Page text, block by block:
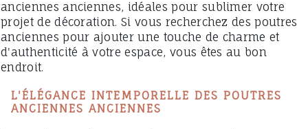
anciennes anciennes, idéales pour sublimer votre
projet de décoration. Si vous recherchez des poutres
anciennes pour ajouter une touche de charme et
d'authenticité à votre espace, vous êtes au bon
endroit.
L'ÉLÉGANCE INTEMPORELLE DES POUTRES
ANCIENNES ANCIENNES